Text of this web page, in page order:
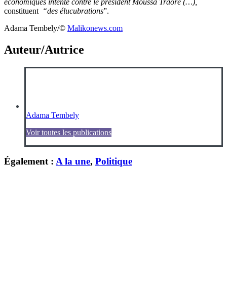
constituent “des élucubrations”.
Adama Tembely/©️ Malikonews.com
Auteur/Autrice
Adama Tembely
Voir toutes les publications
Également : A la une, Politique